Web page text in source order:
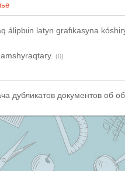
álipbɩin latyn grafɩkasyna
(0)
дубликатов документов об